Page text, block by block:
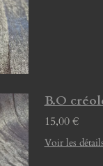
B.O
15,00 €
Voir les détails